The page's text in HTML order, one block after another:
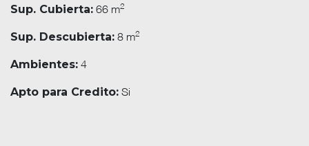
Sup. Cubierta: 66 m2
Sup. Descubierta: 8 m2
Ambientes: 4
Apto para Credito: Si